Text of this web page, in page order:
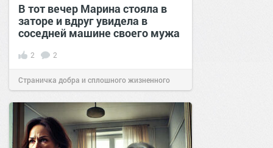
В тот вечер Марина стояла в
заторе и вдруг увидела в
соседней машине своего мужа
2 2
Страничка добра и сплошного жизненного
позитива!14:2021 окт 2025